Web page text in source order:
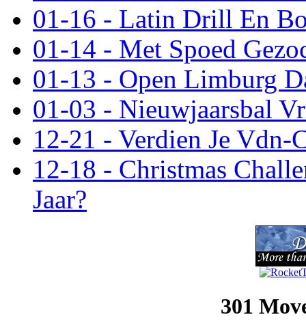
01-16 - Latin Drill En
01-14 - Met Spoed
01-13 - Open Limburg
01-03 - Nieuwjaarsbal
12-21 - Verdien Je Vdn-
12-18 - Christmas
Jaar?
301